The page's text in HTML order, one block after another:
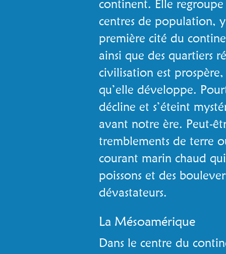
continent. Elle
centres de population,
première cité du
ainsi que des quartiers
civilisation est
qu’elle développe.
décline et s’éteint
avant notre ère. Peut-
tremblements de terre
courant marin chaud
poissons et des
dévastateurs.
La Mésoamérique
Dans le centre du